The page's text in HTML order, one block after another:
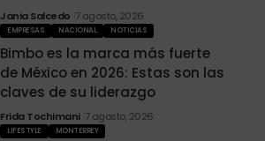
Jania Salcedo 7 agosto, 2026
EMPRESAS NACIONAL NOTICIAS
Bimbo es la marca más fuerte
de México en 2026: Estas son las
claves de su liderazgo
Frida Tochimani 7 agosto, 2026
LIFESTYLE MONTERREY